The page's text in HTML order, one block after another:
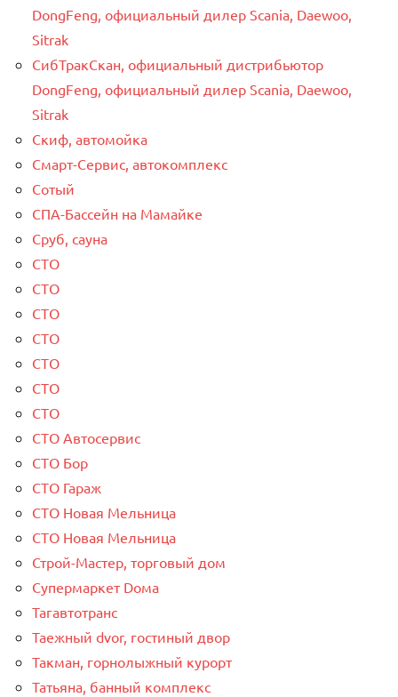
DongFeng, официальный дилер Scania, Daewoo,
Sitrak
СибТракСкан, официальный дистрибьютор
DongFeng, официальный дилер Scania, Daewoo,
Sitrak
Скиф, автомойка
Смарт-Сервис, автокомплекс
Сотый
СПА-Бассейн на Мамайке
Сруб, сауна
СТО
СТО
СТО
СТО
СТО
СТО
СТО
СТО Автосервис
СТО Бор
СТО Гараж
СТО Новая Мельница
СТО Новая Мельница
Строй-Мастер, торговый дом
Супермаркет Dома
Тагавтотранс
Таежный dvor, гостиный двор
Такман, горнолыжный курорт
Татьяна, банный комплекс